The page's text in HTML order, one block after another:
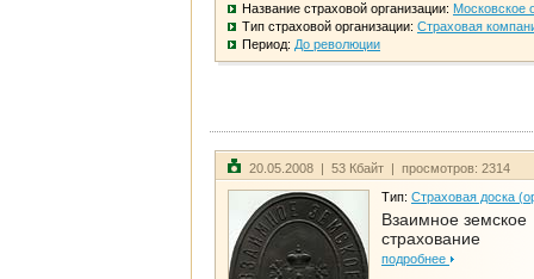
Название страховой организации: Московское
Тип страховой организации: Страховая
Период: До революции
20.05.2008 | 53 Кбайт | просмотров: 2314
Тип: Страховая доска
Взаимное земское
страхование
подробнее